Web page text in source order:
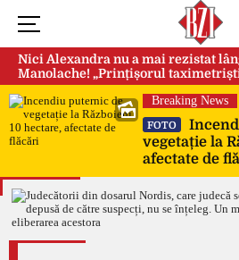
Nici Alexandra nu a mai rezistat
Manolache! „Prințișorul
după doi ani de căsnicie
Breaking News
FOTO
vegetație la
afectate de